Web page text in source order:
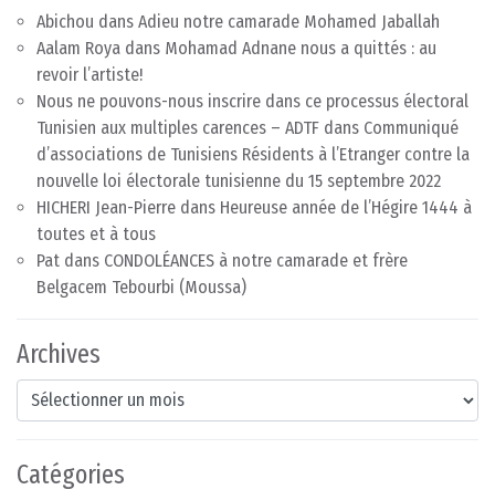
Abichou dans Adieu notre camarade Mohamed Jaballah
Aalam Roya dans Mohamad Adnane nous a quittés : au
revoir l’artiste!
Nous ne pouvons-nous inscrire dans ce processus électoral
Tunisien aux multiples carences – ADTF dans Communiqué
d’associations de Tunisiens Résidents à l’Etranger contre la
nouvelle loi électorale tunisienne du 15 septembre 2022
HICHERI Jean-Pierre dans Heureuse année de l’Hégire 1444 à
toutes et à tous
Pat dans CONDOLÉANCES à notre camarade et frère
Belgacem Tebourbi (Moussa)
Archives
Archives
Catégories